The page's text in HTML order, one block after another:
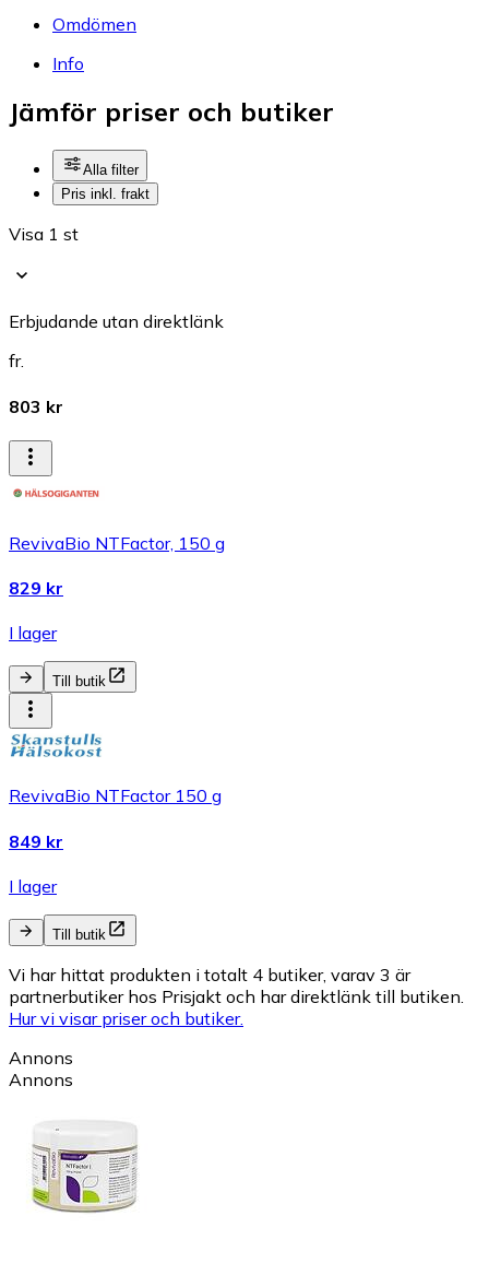
Omdömen
Info
Jämför priser och butiker
Alla filter
Pris inkl. frakt
Visa 1 st
Erbjudande utan direktlänk
fr.
803 kr
RevivaBio NTFactor, 150 g
829 kr
I lager
Till butik
RevivaBio NTFactor 150 g
849 kr
I lager
Till butik
Vi har hittat produkten i totalt 4 butiker, varav 3 är
partnerbutiker hos Prisjakt och har direktlänk till butiken.
Hur vi visar priser och butiker.
Annons
Annons